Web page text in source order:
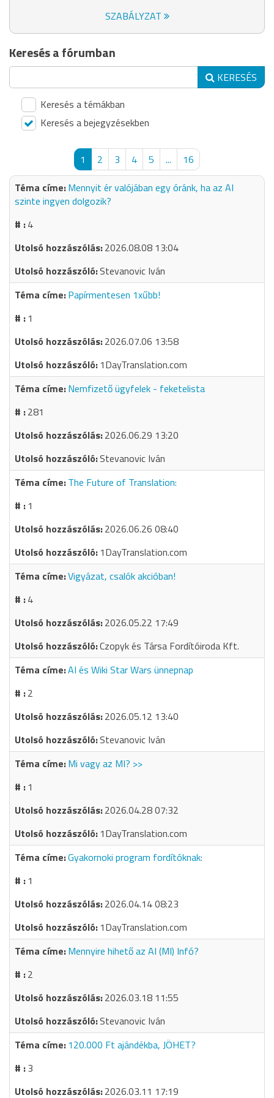
SZABÁLYZAT
Keresés a fórumban
KERESÉS
Keresés a témákban
Keresés a bejegyzésekben
1 2 3 4 5 ...
16
Mennyit ér valójában egy óránk, ha az AI
szinte ingyen dolgozik?
4
2026.08.08 13:04
Stevanovic Iván
Papírmentesen 1xűbb!
1
2026.07.06 13:58
1DayTranslation.com
Nemfizető ügyfelek - feketelista
281
2026.06.29 13:20
Stevanovic Iván
The Future of Translation:
1
2026.06.26 08:40
1DayTranslation.com
Vigyázat, csalók akcióban!
4
2026.05.22 17:49
Czopyk és Társa Fordítóiroda Kft.
AI és Wiki Star Wars ünnepnap
2
2026.05.12 13:40
Stevanovic Iván
Mi vagy az MI? >>
1
2026.04.28 07:32
1DayTranslation.com
Gyakornoki program fordítóknak:
1
2026.04.14 08:23
1DayTranslation.com
Mennyire hihető az AI (MI) Infó?
2
2026.03.18 11:55
Stevanovic Iván
120.000 Ft ajándékba, JÖHET?
3
2026.03.11 17:19